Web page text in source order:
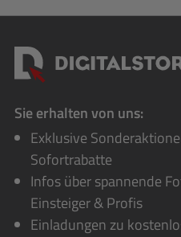
Sie erhalten von uns:
Exklusive
Sofortrabatte
Infos über spannende
Einsteiger & Profis
Einladungen zu